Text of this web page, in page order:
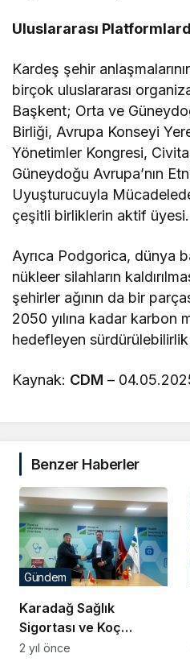
Uluslararası
Kardeş şehir
birçok uluslararası
Başkent; Orta ve
Birliği, Avrupa Konseyi
Yönetimler Kongresi,
Güneydoğu Avrupa’nın
Uyuşturucuyla
çeşitli birliklerin aktif üyesi.
Ayrıca Podgorica, dünya
nükleer silahların
şehirler ağının da bir
2050 yılına kadar karbon
hedefleyen sürdürülebilirlik
Kaynak: CDM –
Benzer Haberler
Karadağ Sağlık
Sigortası ve Koç
Üniversitesi Hastanesi
Gündem
2 yıl önce